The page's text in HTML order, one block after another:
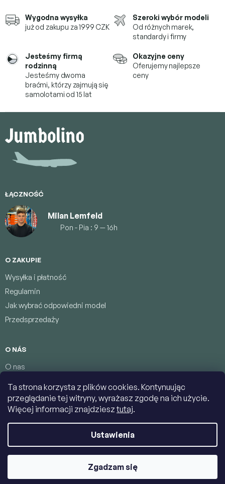
Ta strona korzysta z plików cookies. Kontynuując
przeglądanie tej witryny, wyrażasz zgodę na ich użycie.
Więcej informacji znajdziesztutaj.
Ustawienia
Zgadzam się
Wygodna wysyłka
już od zakupu za 1999 CZK
Szeroki wybór modeli
Od różnych marek,
standardy i firmy
Jesteśmy firmą
rodzinną
Jesteśmy dwoma
braćmi, którzyzajmują się
samolotami od 15 lat
Okazyjne ceny
Oferujemy najlepsze
ceny
o
ŁĄCZNOŚĆ
Milan Lemfeld
Pon - Pia : 9 — 16h
O ZAKUPIE
Wysyłka i płatność
Regulamin
Jak wybrać odpowiedni model
Przedsprzedaży
O NÁS
O nas
Warunki ochrony danych osobowych
Łączność
Opracował Shoptet
Copyright 2026Jumbolino-model.com. Wszystkie prawa
Edytuj ustawienia plików cookie